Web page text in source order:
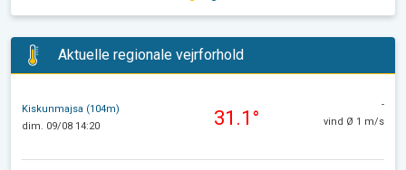
Aktuelle regionale vejrforhold
Kiskunmajsa (104m)
dim. 09/08 14:20
31.1°
-
vind Ø 1 m/s